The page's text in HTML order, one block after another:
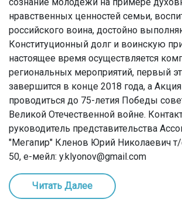
нравственных ценностей семьи,
российского воина, достойно
Конституционный долг и воинскую
настоящее время осуществляется
региональных мероприятий, первый
завершится в конце 2018 года, а
проводиться до 75-летия Победы
Великой Отечественной войне.
руководитель представительства
"Мегапир" Кленов Юрий Николаевич
50, е-мейл: y.klyonov@gmail.com
Читать Далее